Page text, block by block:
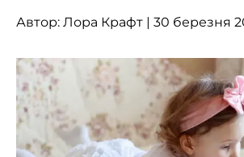
Автор: Лора Крафт | 30 березня